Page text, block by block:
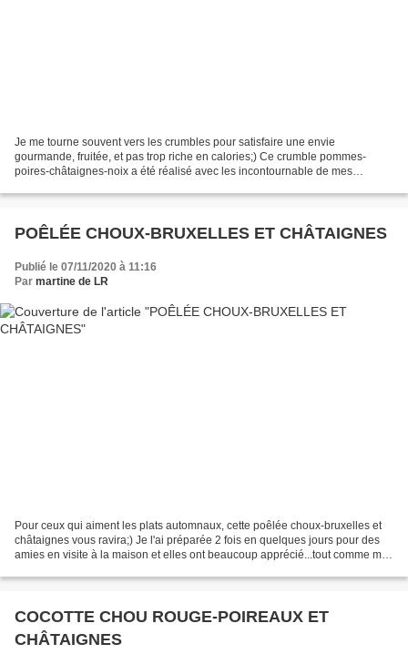
Je me tourne souvent vers les crumbles pour satisfaire une envie
gourmande, fruitée, et pas trop riche en calories;) Ce crumble pommes-
poires-châtaignes-noix a été réalisé avec les incontournable de mes
POÊLÉE CHOUX-BRUXELLES ET CHÂTAIGNES
Publié le 07/11/2020 à 11:16
Par martine de LR
Pour ceux qui aiment les plats automnaux, cette poêlée choux-bruxelles et
châtaignes vous ravira;) Je l'ai préparée 2 fois en quelques jours pour des
amies en visite à la maison et elles ont beaucoup apprécié...tout comme moi!
COCOTTE CHOU ROUGE-POIREAUX ET
CHÂTAIGNES